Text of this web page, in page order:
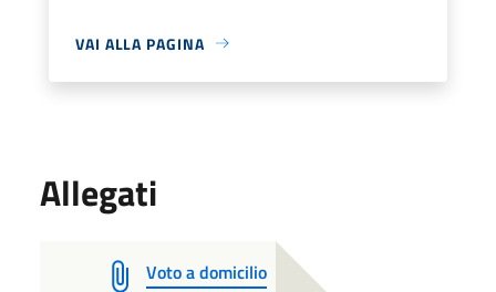
VAI ALLA PAGINA
Allegati
Voto a domicilio